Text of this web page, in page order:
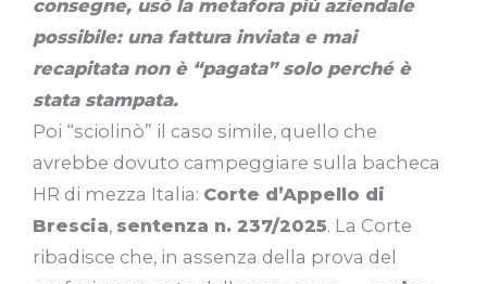
consegne, usò la metafora più aziendale
possibile: una fattura inviata e mai
recapitata non è “pagata” solo perché è
stata stampata.
Poi “sciolinò” il caso simile, quello che
avrebbe dovuto campeggiare sulla bacheca
HR di mezza Italia: Corte d’Appello di
Brescia, sentenza n. 237/2025. La Corte
ribadisce che, in assenza della prova del